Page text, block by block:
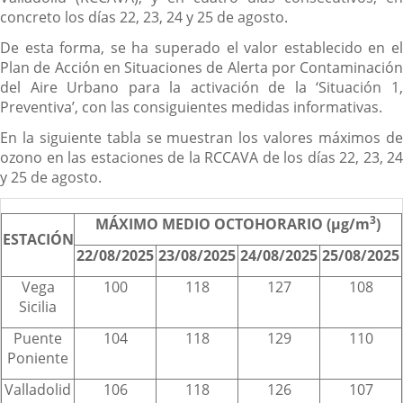
concreto los días 22, 23, 24 y 25 de agosto.
De esta forma, se ha superado el valor establecido en el
Plan de Acción en Situaciones de Alerta por Contaminación
del Aire Urbano para la activación de la ‘Situación 1,
Preventiva’, con las consiguientes medidas informativas.
En la siguiente tabla se muestran los valores máximos de
ozono en las estaciones de la RCCAVA de los días 22, 23, 24
y 25 de agosto.
ESTACIÓN
MÁXIMO MEDIO OCTOHORARIO (µg/m3)
22/08/2025 23/08/2025 24/08/2025 25/08/2025
Vega
Sicilia
100 118 127 108
Puente
Poniente
104 118 129 110
Valladolid
106 118 126 107